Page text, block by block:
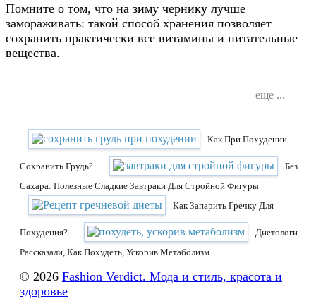
Помните о том, что на зиму чернику лучше
замораживать: такой способ хранения позволяет
сохранить практически все витамины и питательные
вещества.
еще ...
Как При Похудении
Сохранить Грудь?
Без
Сахара: Полезные Сладкие Завтраки Для Стройной Фигуры
Как Запарить Гречку Для
Похудения?
Диетологи
Рассказали, Как Похудеть, Ускорив Метаболизм
© 2026 Fashion Verdict. Мода и стиль, красота и
здоровье